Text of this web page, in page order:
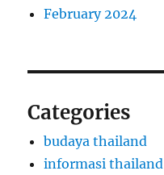
February 2024
Categories
budaya thailand
informasi thailand